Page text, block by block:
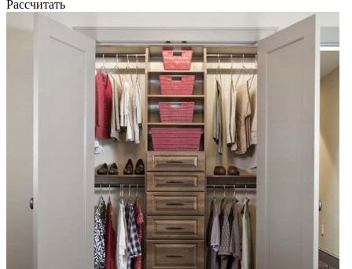
Рассчитать